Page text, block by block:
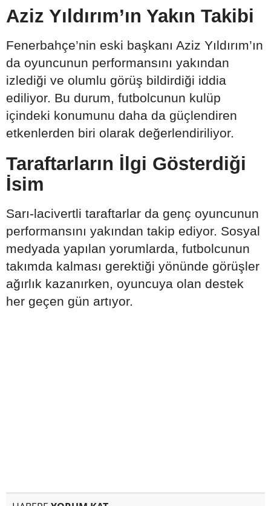
Aziz Yıldırım’ın Yakın Takibi
Fenerbahçe’nin eski başkanı Aziz Yıldırım’ın
da oyuncunun performansını yakından
izlediği ve olumlu görüş bildirdiği iddia
ediliyor. Bu durum, futbolcunun kulüp
içindeki konumunu daha da güçlendiren
etkenlerden biri olarak değerlendiriliyor.
Taraftarların İlgi Gösterdiği
İsim
Sarı-lacivertli taraftarlar da genç oyuncunun
performansını yakından takip ediyor. Sosyal
medyada yapılan yorumlarda, futbolcunun
takımda kalması gerektiği yönünde görüşler
ağırlık kazanırken, oyuncuya olan destek
her geçen gün artıyor.